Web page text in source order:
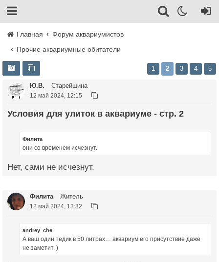
Главная
Форум аквариумистов
Прочие аквариумные обитатели
1 2 3 4 5
Ю.В. Старейшина
12 май 2024, 12:15
Условия для улиток в аквариуме - стр. 2
Филита
они со временем исчезнут.
Нет, сами не исчезнут.
Филита Житель
12 май 2024, 13:32
andrey_che
А ваш один тедик в 50 литрах… аквариум его присутствие даже
не заметит. )